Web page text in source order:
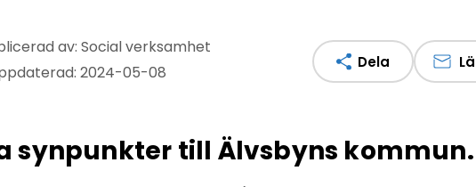
av: Social verksamhet
2024-05-08
Dela
synpunkter till Älvsbyns kommun.